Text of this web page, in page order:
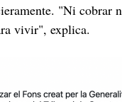
"Ni cobrar
vivir", explica.